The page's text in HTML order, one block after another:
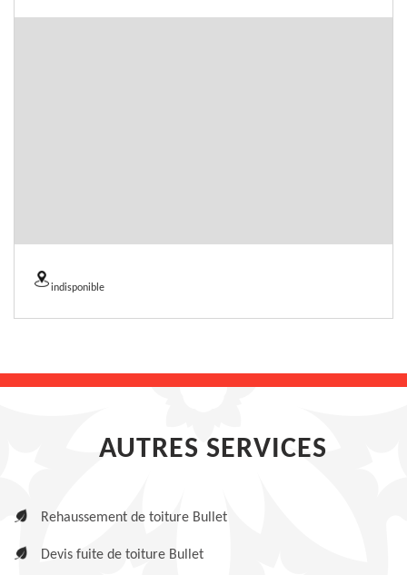
indisponible
AUTRES SERVICES
Rehaussement de toiture Bullet
Devis fuite de toiture Bullet